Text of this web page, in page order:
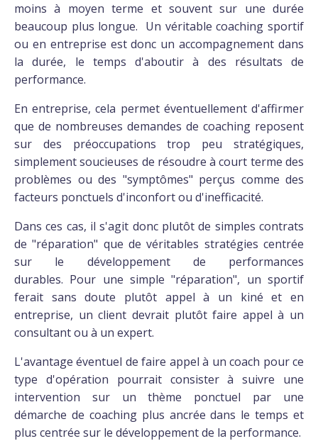
moins à moyen terme et souvent sur une durée
beaucoup plus longue. Un véritable coaching sportif
ou en entreprise est donc un accompagnement dans
la durée, le temps d'aboutir à des résultats de
performance.
En entreprise, cela permet éventuellement d'affirmer
que de nombreuses demandes de coaching reposent
sur des préoccupations trop peu stratégiques,
simplement soucieuses de résoudre à court terme des
problèmes ou des "symptômes" perçus comme des
facteurs ponctuels d'inconfort ou d'inefficacité.
Dans ces cas, il s'agit donc plutôt de simples contrats
de "réparation" que de véritables stratégies centrée
sur le développement de performances
durables. Pour une simple "réparation", un sportif
ferait sans doute plutôt appel à un kiné et en
entreprise, un client devrait plutôt faire appel à un
consultant ou à un expert.
L'avantage éventuel de faire appel à un coach pour ce
type d'opération pourrait consister à suivre une
intervention sur un thème ponctuel par une
démarche de coaching plus ancrée dans le temps et
plus centrée sur le développement de la performance.